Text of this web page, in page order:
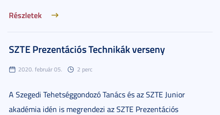
Részletek
SZTE Prezentációs Technikák verseny
2020. február 05. 2 perc
A Szegedi Tehetséggondozó Tanács és az SZTE Junior
akadémia idén is megrendezi az SZTE Prezentációs